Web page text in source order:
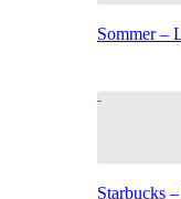
Sommer –
Starbucks